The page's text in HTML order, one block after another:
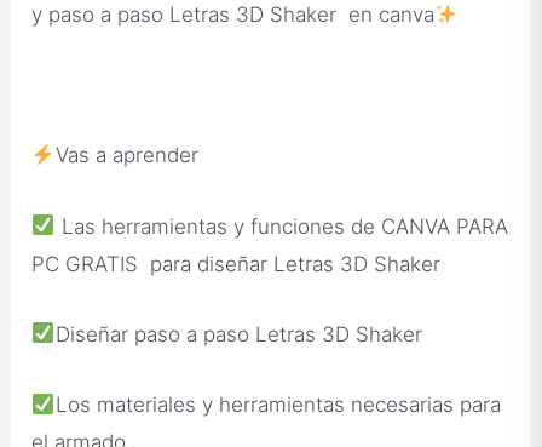
y paso a paso Letras 3D Shaker en canva
Vas a aprender
Las herramientas y funciones de CANVA PARA
PC GRATIS para diseñar Letras 3D Shaker
Diseñar paso a paso Letras 3D Shaker
Los materiales y herramientas necesarias para
el armado.